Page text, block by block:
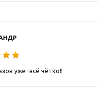
уже -всё чётко!!